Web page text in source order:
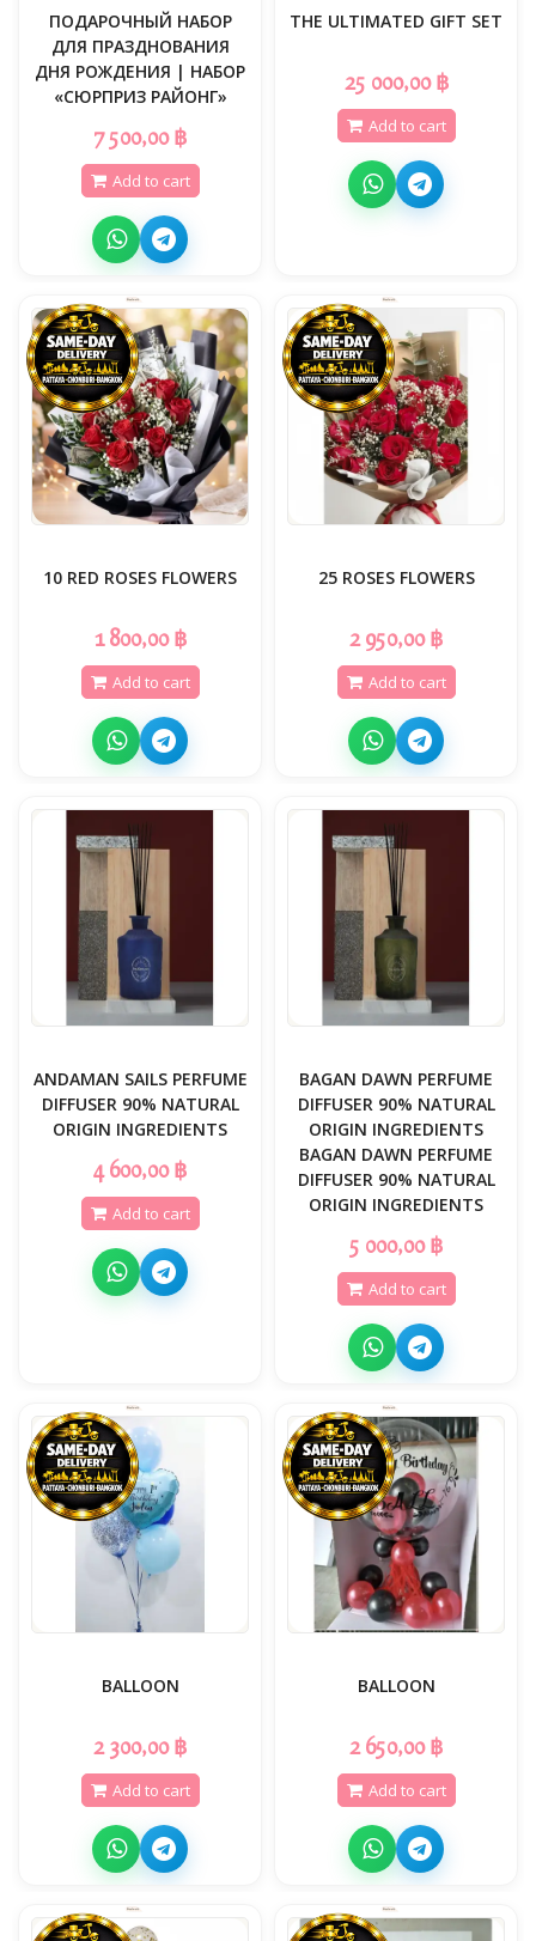
ПОДАРОЧНЫЙ НАБОР
ДЛЯ ПРАЗДНОВАНИЯ
ДНЯ РОЖДЕНИЯ | НАБОР
«СЮРПРИЗ РАЙОНГ»
7 500,00 ฿
Add to cart
THE ULTIMATED GIFT SET
25 000,00 ฿
Add to cart
10 RED ROSES FLOWERS
1 800,00 ฿
Add to cart
25 ROSES FLOWERS
2 950,00 ฿
Add to cart
ANDAMAN SAILS PERFUME
DIFFUSER 90% NATURAL
ORIGIN INGREDIENTS
4 600,00 ฿
Add to cart
BAGAN DAWN PERFUME
DIFFUSER 90% NATURAL
ORIGIN INGREDIENTS
BAGAN DAWN PERFUME
DIFFUSER 90% NATURAL
ORIGIN INGREDIENTS
5 000,00 ฿
Add to cart
BALLOON
2 300,00 ฿
Add to cart
BALLOON
2 650,00 ฿
Add to cart